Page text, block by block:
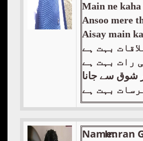
Main ne
Ansoo mere
Aisay main
بہت ہے
رات بہت ہے
شوق سے جانا
بہت ہے
Name:Imran